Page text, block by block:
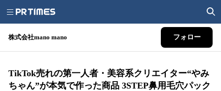
株式会社mano mano フォロー
TikTok売れの第一人者・美容系クリエイター“やみ
ちゃん”が本気で作った商品 3STEP鼻用毛穴パック